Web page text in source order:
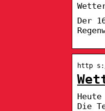
Der
http
Die